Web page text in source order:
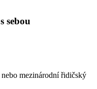
sebou
mezinárodní řidičský